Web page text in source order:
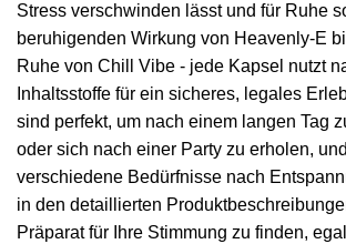
Stress verschwinden lässt und für Ruhe
beruhigenden Wirkung von Heavenly-E
Ruhe von Chill Vibe - jede Kapsel nutzt
Inhaltsstoffe für ein sicheres, legales
sind perfekt, um nach einem langen Tag
oder sich nach einer Party zu erholen,
verschiedene Bedürfnisse nach
in den detaillierten
Präparat für Ihre Stimmung zu finden,